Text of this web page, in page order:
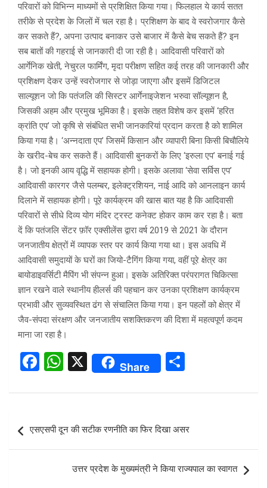
परिवारों को विभिन्न माध्यमों से प्रशिक्षित किया गया। फिलहाल ये कार्य सतत
तरीके से प्रदेश के जिलों में चल रहा है। प्रशिक्षण के बाद वे स्वरोजगार कैसे
कर सकते हैं?, अपना उत्पाद बनाकर उसे बाजार में कैसे बेच सकते हैं? इन
सब बातों की गहराई से जानकारी दी जा रही है। आदिवासी परिवारों को
आर्गेनिक खेती, नेचुरल फार्मिंग, मृदा परीक्षण सहित कई तरह की जानकारी और
प्रशिक्षण देकर उन्हें स्वरोजगार से जोड़ा जाएगा और इसमें डिजिटल
साल्यूशन जो कि पतंजलि की सिस्टर आर्गेनाइजेशन भरुवा सॉल्यूशन है,
जिसकी अहम और प्रमुख भूमिका है। इसके तहत विशेष कर इसमें ‘हरित
क्रांति एप’ जो कृषि से संबंधित सभी जानकारियां प्रदान करता है को शामिल
किया गया है। ‘अन्नदाता एप’ जिसमें किसान और व्यापारी बिना किसी बिचौलिये
के खरीद-बेच कर सकते हैं। आदिवासी बुनकरों के लिए ‘इरुला एप’ बनाई गई
है। जो इनकी आय वृद्धि में सहायक होगी। इसके अलावा ‘सेवा सर्विस एप’
आदिवासी कारगर जैसे पलम्बर, इलेक्ट्रशियन, नाई आदि को आनलाइन कार्य
दिलाने में सहायक होगी। पूरे कार्यक्रम की खास बात यह है कि आदिवासी
परिवारों से सीधे दिव्य योग मंदिर ट्रस्ट कनेक्ट होकर काम कर रहा है। बता
दें कि पतंजलि सेंटर फ़ॉर एक्सीलेंस द्वारा वर्ष 2019 से 2021 के दौरान
जनजातीय क्षेत्रों में व्यापक स्तर पर कार्य किया गया था। इस अवधि में
आदिवासी समुदायों के घरों का जियो-टैगिंग किया गया, वहीं पूरे क्षेत्र का
बायोडाइवर्सिटी मैपिंग भी संपन्न हुआ। इसके अतिरिक्त परंपरागत चिकित्सा
ज्ञान रखने वाले स्थानीय हीलर्स की पहचान कर उनका प्रशिक्षण कार्यक्रम
प्रभावी और सुव्यवस्थित ढंग से संचालित किया गया। इन पहलों को क्षेत्र में
जैव-संपदा संरक्षण और जनजातीय सशक्तिकरण की दिशा में महत्वपूर्ण कदम
माना जा रहा है।
F
ce
o
o
W
at
A
p
p
X Share
ar
navigation
एसएसपी दून की सटीक रणनीति का फिर दिखा असर
उत्तर प्रदेश के मुख्यमंत्री ने किया राज्यपाल का स्वागत